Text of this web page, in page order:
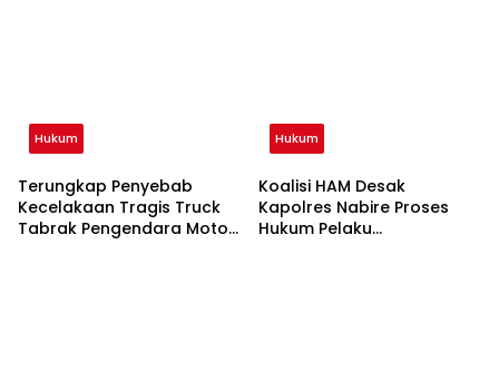
Hukum
Terungkap Penyebab
Kecelakaan Tragis Truck
Tabrak Pengendara Motor
Hukum
Koalisi HAM Desak
Kapolres Nabire Proses
Hukum Pelaku